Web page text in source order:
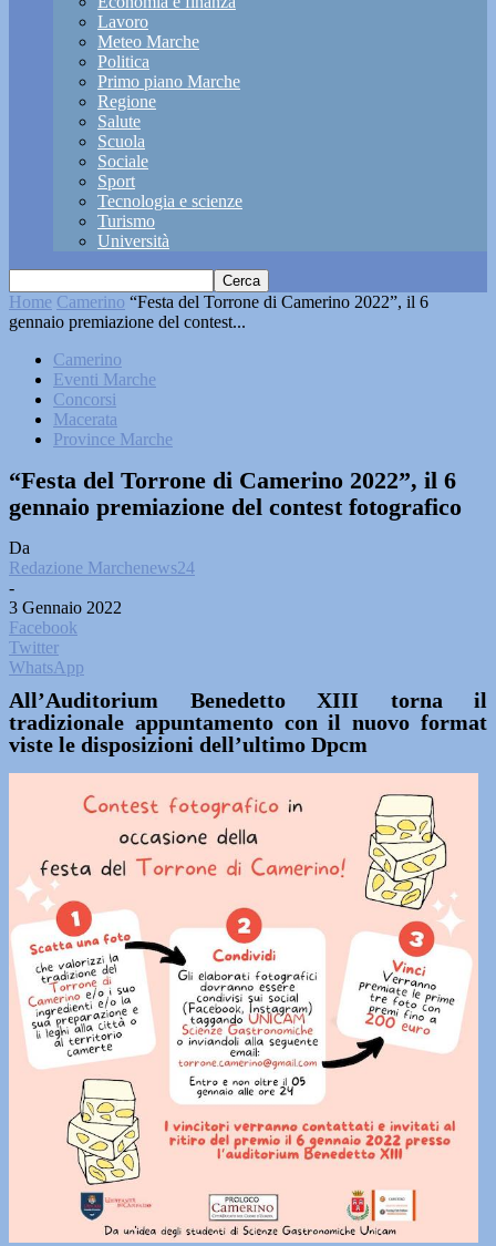
Lavoro
Meteo Marche
Politica
Primo piano Marche
Regione
Salute
Scuola
Sociale
Sport
Tecnologia e scienze
Turismo
Università
Home Camerino “Festa del Torrone di Camerino 2022”, il 6
gennaio premiazione del contest...
Camerino
Eventi Marche
Concorsi
Macerata
Province Marche
“Festa del Torrone di Camerino 2022”, il 6
gennaio premiazione del contest fotografico
Da
Redazione Marchenews24
-
3 Gennaio 2022
Facebook
Twitter
WhatsApp
All’Auditorium Benedetto XIII torna il
tradizionale appuntamento con il nuovo format
viste le disposizioni dell’ultimo Dpcm